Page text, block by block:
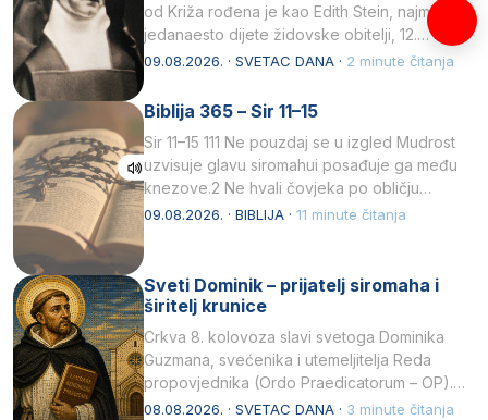
od Križa rođena je kao Edith Stein, najmlađe,
jedanaesto dijete židovske obitelji, 12.
listopada 1891, u Wrocławu…
09.08.2026. · SVETAC DANA · 2 minute čitanja
Biblija 365 – Sir 11–15
Sir 11–15 111 Ne pouzdaj se u izgled Mudrost
uzvisuje glavu siromahui posađuje ga među
knezove.2 Ne hvali čovjeka po obličju
njegovui…
09.08.2026. · BIBLIJA · 11 minute čitanja
Sveti Dominik – prijatelj siromaha i
širitelj krunice
Crkva 8. kolovoza slavi svetoga Dominika
Guzmana, svećenika i utemeljitelja Reda
propovjednika (Ordo Praedicatorum – OP).
Svojim životom, dubokom ljubavlju prema
08.08.2026. · SVETAC DANA · 3 minute čitanja